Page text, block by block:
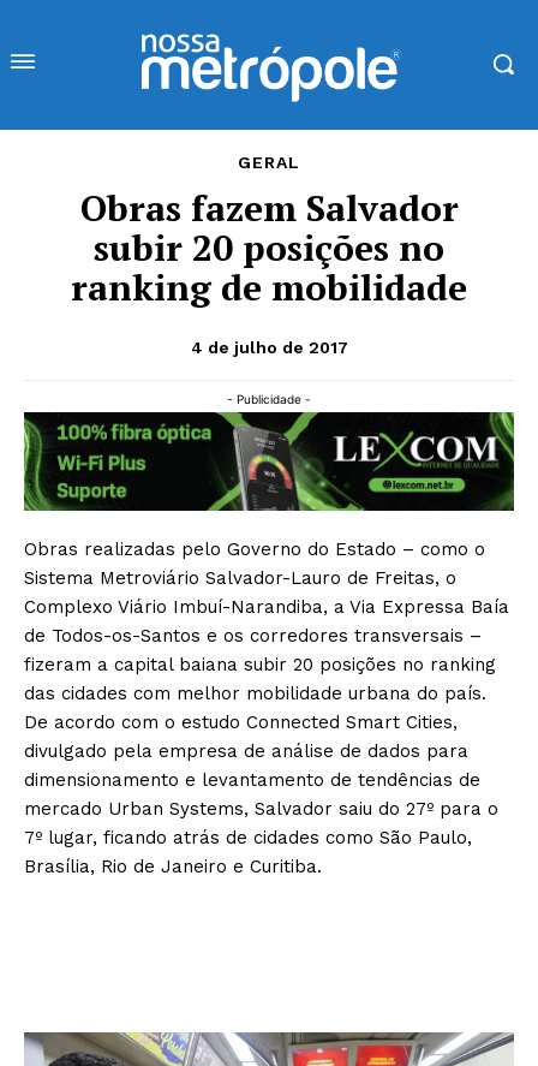
GERAL
Obras fazem Salvador
subir 20 posições no
ranking de mobilidade
4 de julho de 2017
- Publicidade -
Obras realizadas pelo Governo do Estado – como o
Sistema Metroviário Salvador-Lauro de Freitas, o
Complexo Viário Imbuí-Narandiba, a Via Expressa Baía
de Todos-os-Santos e os corredores transversais –
fizeram a capital baiana subir 20 posições no ranking
das cidades com melhor mobilidade urbana do país.
De acordo com o estudo Connected Smart Cities,
divulgado pela empresa de análise de dados para
dimensionamento e levantamento de tendências de
mercado Urban Systems, Salvador saiu do 27º para o
7º lugar, ficando atrás de cidades como São Paulo,
Brasília, Rio de Janeiro e Curitiba.